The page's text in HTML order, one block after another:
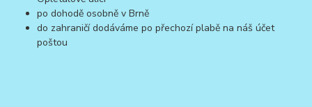
po dohodě osobně v Brně
do zahraničí dodáváme po přechozí plabě na náš účet
poštou